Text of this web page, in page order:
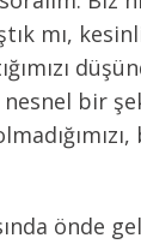
mı,
nesnel bir
önde